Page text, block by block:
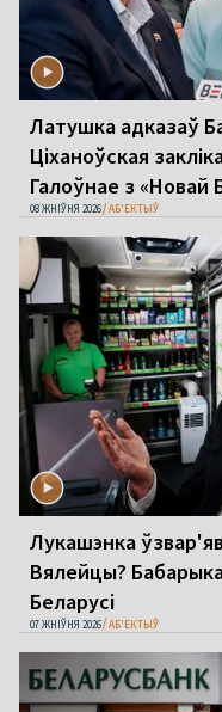
Латушка адказаў
Ціханоўская
Галоўнае з «Новай
08 ЖНІЎНЯ 2026 АБ'ЕКТЫЎ
Лукашэнка
Вялейцы?
Беларусі
07 ЖНІЎНЯ 2026 АБ'ЕКТЫЎ